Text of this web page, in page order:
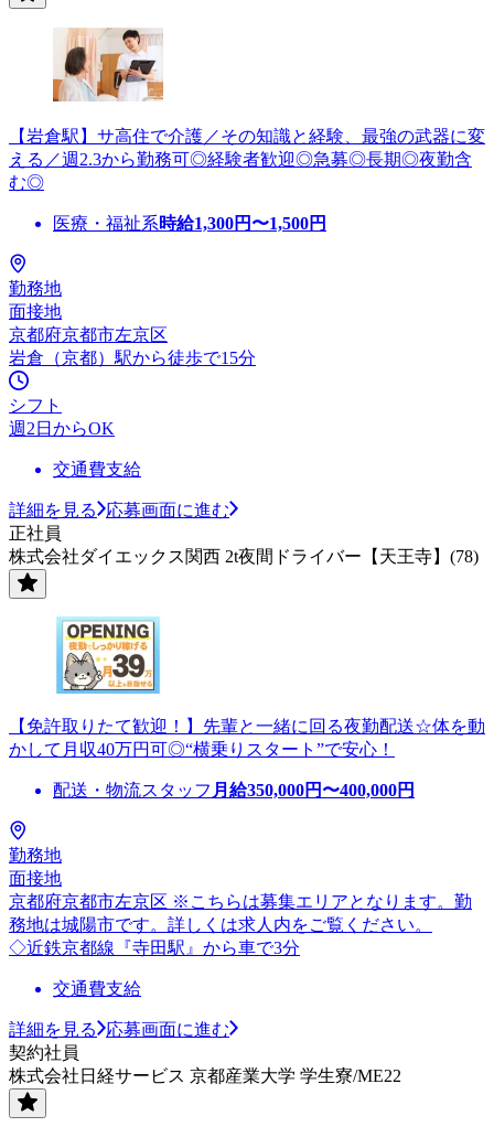
【岩倉駅】サ高住で介護／その知識と経験、最強の武器に変
える／週2.3から勤務可◎経験者歓迎◎急募◎長期◎夜勤含
む◎
医療・福祉系時給1,300円〜1,500円
勤務地
面接地
京都府京都市左京区
岩倉（京都）駅から徒歩で15分
シフト
週2日からOK
交通費支給
詳細を見る
応募画面に進む
正社員
株式会社ダイエックス関西 2t夜間ドライバー【天王寺】(78)
【免許取りたて歓迎！】先輩と一緒に回る夜勤配送☆体を動
かして月収40万円可◎“横乗りスタート”で安心！
配送・物流スタッフ 月給350,000円〜400,000円
勤務地
面接地
京都府京都市左京区 ※こちらは募集エリアとなります。勤
務地は城陽市です。詳しくは求人内をご覧ください。
◇近鉄京都線『寺田駅』から車で3分
交通費支給
詳細を見る
応募画面に進む
契約社員
株式会社日経サービス 京都産業大学 学生寮/ME22